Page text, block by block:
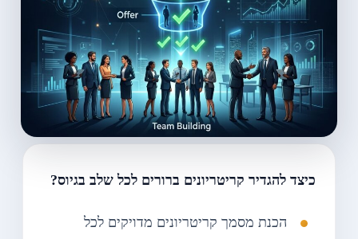
כיצד להגדיר קריטריונים ברורים לכל שלב בגיוס?
הכנת מסמך קריטריונים מדויקים לכל